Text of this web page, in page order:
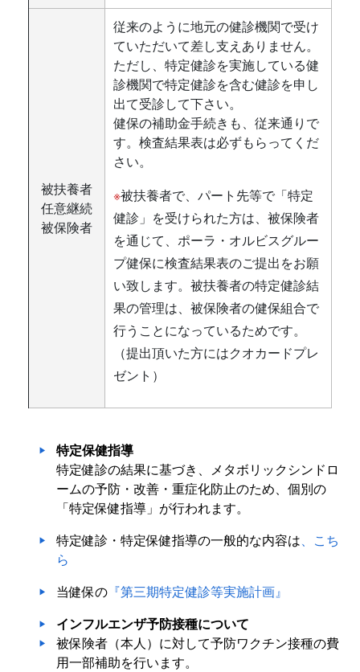
被扶養者
任意継続
被保険者
従来のように地元の健診機関で受け
ていただいて差し支えありません。
ただし、特定健診を実施している健
診機関で特定健診を含む健診を申し
出て受診して下さい。
健保の補助金手続きも、従来通りで
す。検査結果表は必ずもらってくだ
さい。
※被扶養者で、パート先等で「特定
健診」を受けられた方は、被保険者
を通じて、ポーラ・オルビスグルー
プ健保に検査結果表のご提出をお願
い致します。被扶養者の特定健診結
果の管理は、被保険者の健保組合で
行うことになっているためです。
（提出頂いた方にはクオカードプレ
ゼント）
特定保健指導
特定健診の結果に基づき、メタボリックシンドロ
ームの予防・改善・重症化防止のため、個別の
「特定保健指導」が行われます。
特定健診・特定保健指導の一般的な内容は、 こち
ら
当健保の 『第三期特定健診等実施計画』
インフルエンザ予防接種について
被保険者（本人）に対して予防ワクチン接種の費
用一部補助を行います。